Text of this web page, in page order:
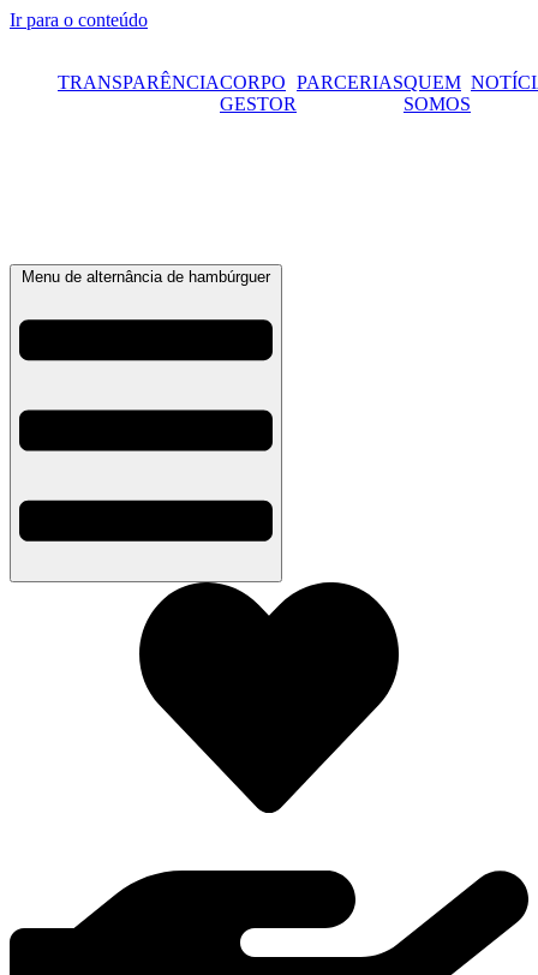
Ir para o conteúdo
TRANSPARÊNCIACORPO
GESTOR
PARCERIASQUEM
SOMOS
Menu de alternância de hambúrguer